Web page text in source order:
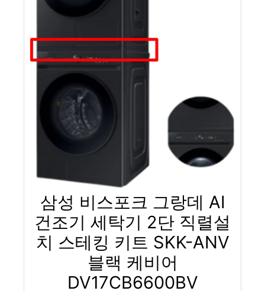
삼성 비스포크 그랑데 AI
건조기 세탁기 2단 직렬설
치 스테킹 키트 SKK-ANV
블랙 케비어
DV17CB6600BV